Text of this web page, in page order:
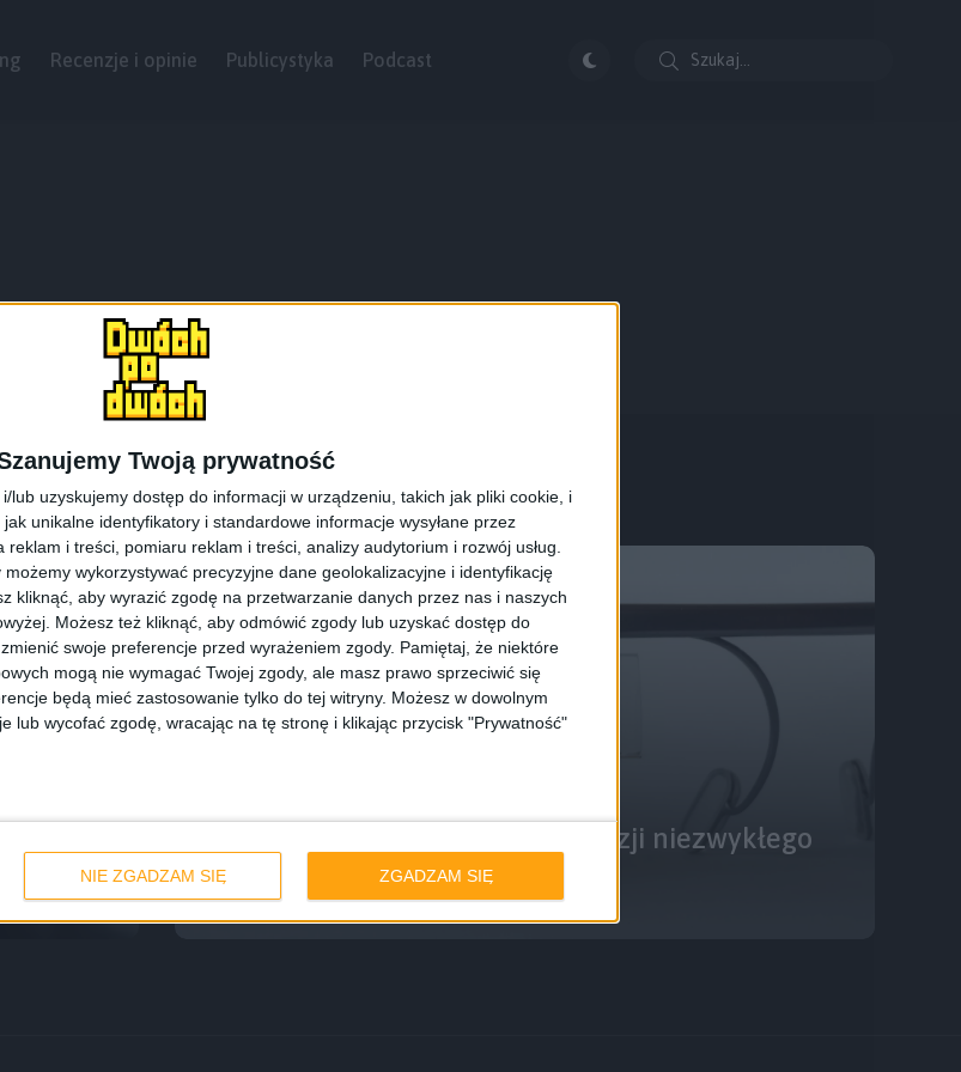
Twoją prywatność
lub uzyskujemy dostęp do informacji w urządzeniu, takich jak pliki cookie, i
unikalne identyfikatory i standardowe informacje wysyłane przez
i treści, pomiaru reklam i treści, analizy audytorium i rozwój usług.
wykorzystywać precyzyjne dane geolokalizacyjne i identyfikację
kliknąć, aby wyrazić zgodę na przetwarzanie danych przez nas i naszych
Możesz też kliknąć, aby odmówić zgody lub uzyskać dostęp do
swoje preferencje przed wyrażeniem zgody. Pamiętaj, że niektóre
mogą nie wymagać Twojej zgody, ale masz prawo sprzeciwić się
będą mieć zastosowanie tylko do tej witryny. Możesz w dowolnym
lub wycofać zgodę, wracając na tę stronę i klikając przycisk "Prywatność"
NIE ZGADZAM SIĘ ZGADZAM SIĘ
Recenzje i opinie Publicystyka Podcast
Google Glass – zapowiedź recenzji niezwykłego
urządzenia